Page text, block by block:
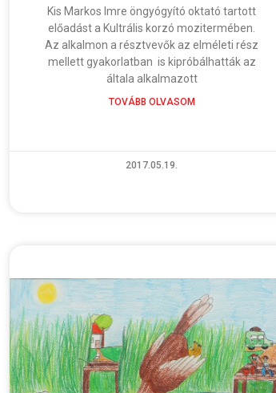
Kis Markos Imre öngyógyító oktató tartott
előadást a Kultrális korzó mozitermében.
Az alkalmon a résztvevők az elméleti rész
mellett gyakorlatban is kipróbálhatták az
általa alkalmazott
TOVÁBB OLVASOM
2017.05.19.